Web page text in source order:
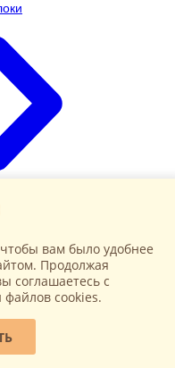
вам было удобнее
Продолжая
соглашаетесь c
cookies.